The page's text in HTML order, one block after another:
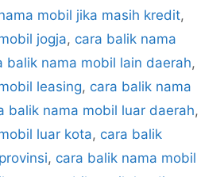
mobil jika masih kredit,
jogja, cara balik nama
balik nama mobil lain daerah,
leasing, cara balik nama
balik nama mobil luar daerah,
luar kota, cara balik
, cara balik nama mobil